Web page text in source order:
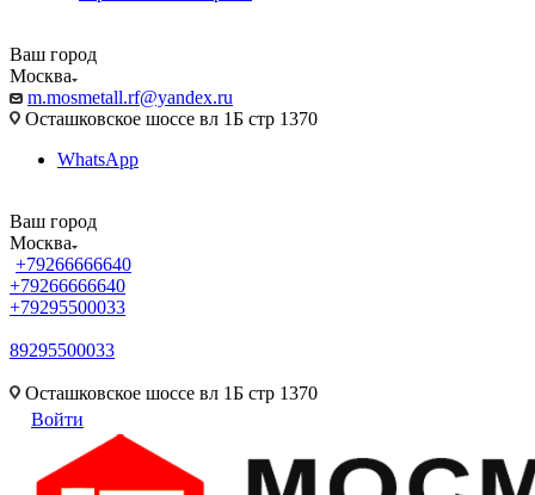
Ваш город
Москва
m.mosmetall.rf@yandex.ru
Осташковское шоссе вл 1Б стр 1370
WhatsApp
Ваш город
Москва
+79266666640
+79266666640
+79295500033
89295500033
Осташковское шоссе вл 1Б стр 1370
Войти